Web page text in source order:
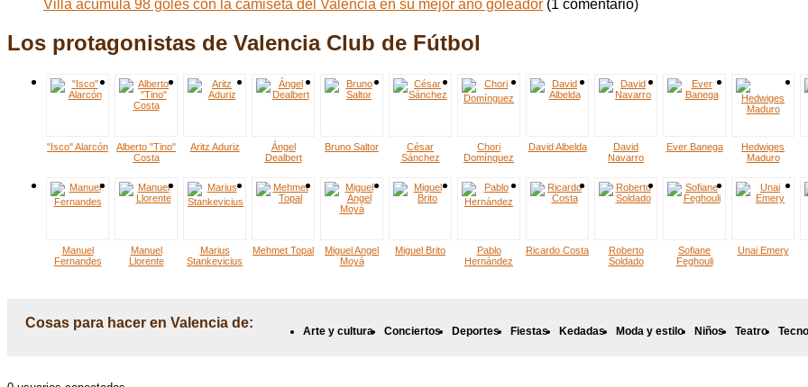
Villa acumula 98 goles con la camiseta del Valencia en su mejor año goleador (1 comentario)
Los protagonistas de Valencia Club de Fútbol
"Isco" Alarcón
Alberto "Tino"
Costa
Aritz Aduriz
Ángel
Dealbert
Bruno Saltor
César
Sánchez
Chori
Domínguez
David Albelda
David
Navarro
Ever Banega
Hedwiges
Maduro
Manuel
Fernandes
Manuel
Llorente
Marius
Stankevicius
Mehmet Topal
Miguel Angel
Moyá
Miguel Brito
Pablo
Hernández
Ricardo Costa
Roberto
Soldado
Sofiane
Feghouli
Unai Emery
Cosas para hacer en Valencia de:
Arte y cultura Conciertos Deportes Fiestas Kedadas Moda y estilo Niños Teatro